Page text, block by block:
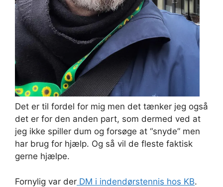
Det er til fordel for mig men det tænker jeg også
det er for den anden part, som dermed ved at
jeg ikke spiller dum og forsøge at “snyde” men
har brug for hjælp. Og så vil de fleste faktisk
gerne hjælpe.
Fornylig var der DM i indendørstennis hos KB.